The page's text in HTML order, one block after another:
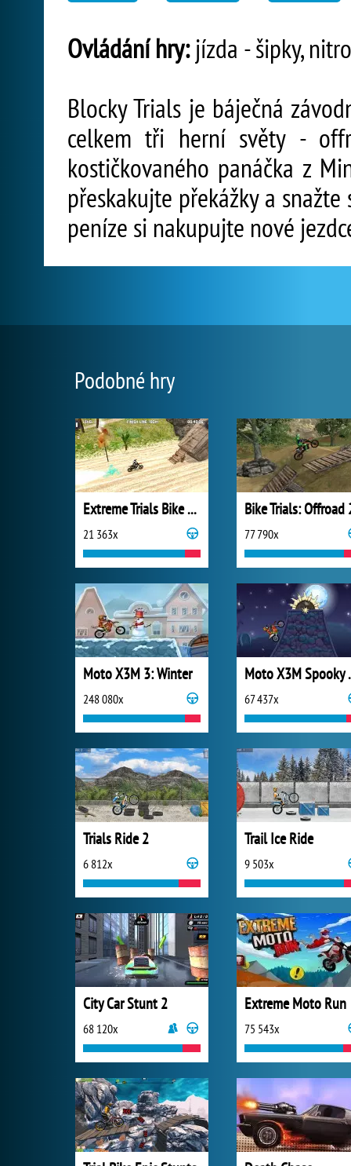
Ovládání hry:jízda - šipky,
Blocky Trials je báječná
celkem tři herní světy -
kostičkovaného panáčka z
přeskakujte překážky a
peníze si nakupujte nové
Podobné hry
Extreme Trials Bike 2019
21 363x
Bike Trials: Offroad
77 790x
Moto X3M 3: Winter
248 080x 67 437x
Trials Ride 2
6 812x
Trail Ice Ride
9 503x
City Car Stunt 2
68 120x
Extreme Moto Run
75 543x